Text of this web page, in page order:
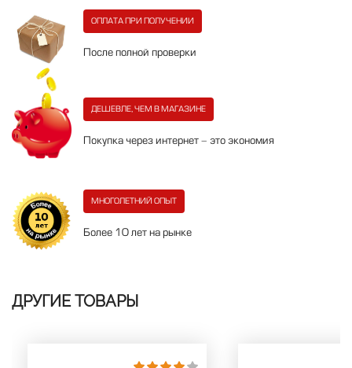
ОПЛАТА ПРИ ПОЛУЧЕНИИ
После полной проверки
ДЕШЕВЛЕ, ЧЕМ В МАГАЗИНЕ
Покупка через интернет - это экономия
МНОГОЛЕТНИЙ ОПЫТ
Более 10 лет на рынке
ДРУГИЕ ТОВАРЫ